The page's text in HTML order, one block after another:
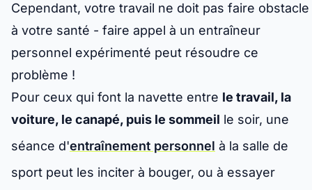
Cependant, votre travail ne doit pas faire obstacle
à votre santé - faire appel à un entraîneur
personnel expérimenté peut résoudre ce
problème !
Pour ceux qui font la navette entre le travail, la
voiture, le canapé, puis le sommeil le soir, une
séance d'entraînement personnel à la salle de
sport peut les inciter à bouger, ou à essayer